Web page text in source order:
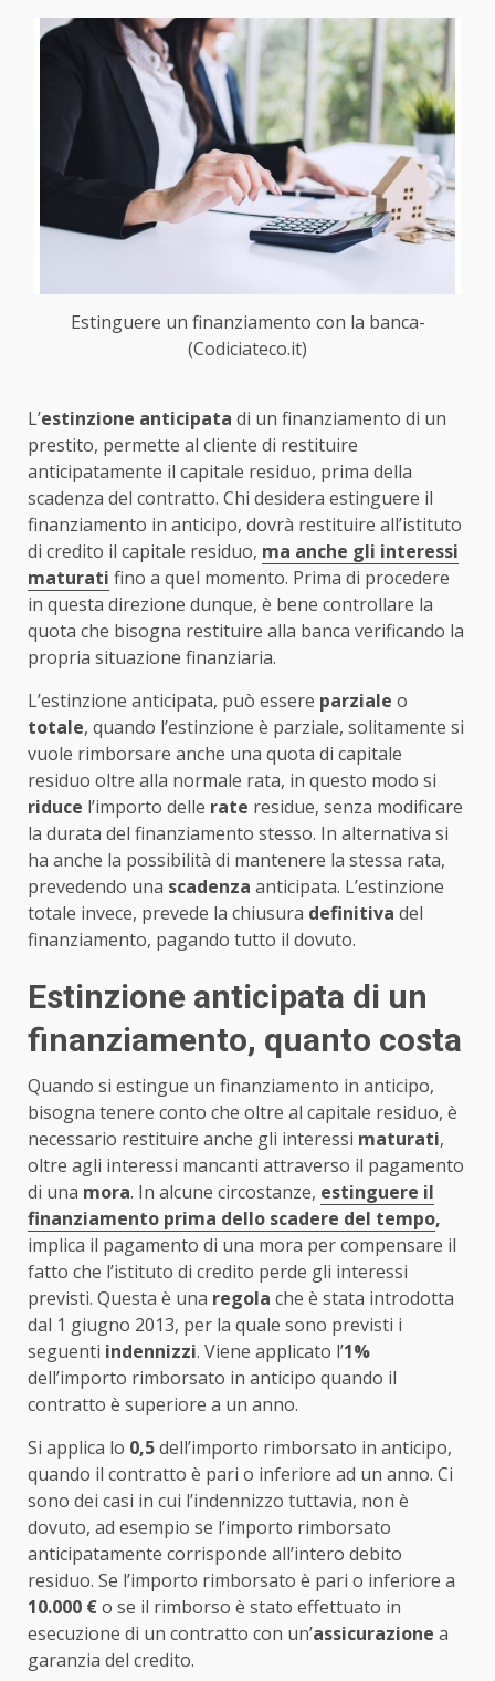
Estinguere un finanziamento con la banca-
(Codiciateco.it)
L’estinzione anticipata di un finanziamento di un
prestito, permette al cliente di restituire
anticipatamente il capitale residuo, prima della
scadenza del contratto. Chi desidera estinguere il
finanziamento in anticipo, dovrà restituire all’istituto
di credito il capitale residuo, ma anche gli interessi
maturati fino a quel momento. Prima di procedere
in questa direzione dunque, è bene controllare la
quota che bisogna restituire alla banca verificando la
propria situazione finanziaria.
L’estinzione anticipata, può essere parziale o
totale, quando l’estinzione è parziale, solitamente si
vuole rimborsare anche una quota di capitale
residuo oltre alla normale rata, in questo modo si
riduce l’importo delle rate residue, senza modificare
la durata del finanziamento stesso. In alternativa si
ha anche la possibilità di mantenere la stessa rata,
prevedendo una scadenza anticipata. L’estinzione
totale invece, prevede la chiusura definitiva del
finanziamento, pagando tutto il dovuto.
Estinzione anticipata di un
finanziamento, quanto costa
Quando si estingue un finanziamento in anticipo,
bisogna tenere conto che oltre al capitale residuo, è
necessario restituire anche gli interessi maturati,
oltre agli interessi mancanti attraverso il pagamento
di una mora. In alcune circostanze, estinguere il
finanziamento prima dello scadere del tempo,
implica il pagamento di una mora per compensare il
fatto che l’istituto di credito perde gli interessi
previsti. Questa è una regola che è stata introdotta
dal 1 giugno 2013, per la quale sono previsti i
seguenti indennizzi. Viene applicato l’1%
dell’importo rimborsato in anticipo quando il
contratto è superiore a un anno.
Si applica lo 0,5dell’importo rimborsato in anticipo,
quando il contratto è pari o inferiore ad un anno. Ci
sono dei casi in cui l’indennizzo tuttavia, non è
dovuto, ad esempio se l’importo rimborsato
anticipatamente corrisponde all’intero debito
residuo. Se l’importo rimborsato è pari o inferiore a
10.000 €o se il rimborso è stato effettuato in
esecuzione di un contratto con un’assicurazione a
garanzia del credito.